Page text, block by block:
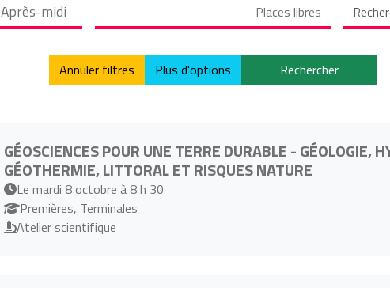
Après-midi Places libres
Annuler filtres Plus d'options Rechercher
GÉOSCIENCES POUR UNE TERRE DURABLE - GÉOLOGIE,
GÉOTHERMIE, LITTORAL ET RISQUES NATURE
Le mardi 8 octobre à 8 h 30
Premières, Terminales
Atelier scientifique